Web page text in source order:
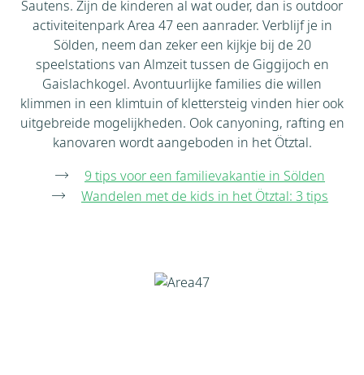
Sautens. Zijn de kinderen al wat ouder, dan is outdoor
activiteitenpark Area 47 een aanrader. Verblijf je in
Sölden, neem dan zeker een kijkje bij de 20
speelstations van Almzeit tussen de Giggijoch en
Gaislachkogel. Avontuurlijke families die willen
klimmen in een klimtuin of klettersteig vinden hier ook
uitgebreide mogelijkheden. Ook canyoning, rafting en
kanovaren wordt aangeboden in het Ötztal.
9 tips voor een familievakantie in Sölden
Wandelen met de kids in het Ötztal: 3 tips